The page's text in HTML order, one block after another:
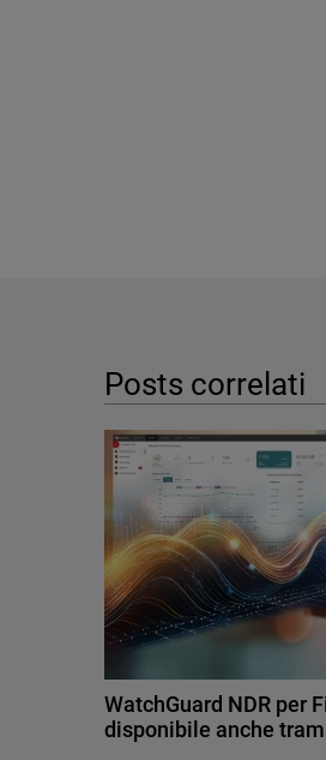
Posts correlati
WatchGuard NDR per
disponibile anche